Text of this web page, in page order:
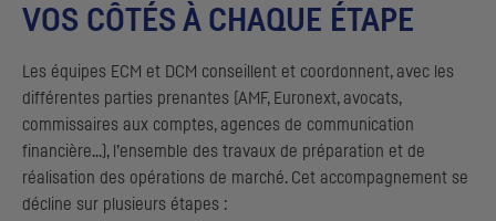
VOS CÔTÉS À CHAQUE ÉTAPE
Les équipes ECM et DCM conseillent et coordonnent, avec les
différentes parties prenantes ( AMF, Euronext, avocats,
commissaires aux comptes, agences de communication
financière...), l’ensemble des travaux de préparation et de
réalisation des opérations de marché. Cet accompagnement se
décline sur plusieurs étapes :